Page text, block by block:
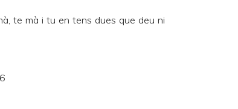
te mà i tu en tens dues que deu ni